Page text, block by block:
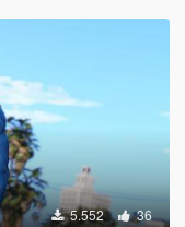
5.552 36